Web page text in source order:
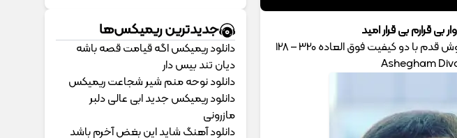
بی قرارم بی قرار امید
با دو کیفیت فوق العاده 320 – 128
Ashegham
جدیدترین ریمیکس‌ها
دانلود ریمیکس اگه قیامت قصه باشه
دیان تند بیس دار
دانلود نوحه منم شیر شجاعت ریمیکس
دانلود ریمیکس جدید ابی عالی دلبر
مازرونی
دانلود آهنگ شاید این بغض آخرم باشد